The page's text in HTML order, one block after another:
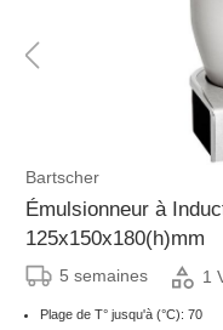
Bartscher
Émulsionneur à
125x150x180(h)mm
5 semaines 1
Plage de T° jusqu'à (°C): 70